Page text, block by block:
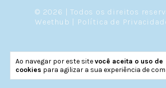
Ao navegar por este sitevocê aceita o uso de
cookies para agilizar a sua experiência de
© 2026 | Todos os direitos
Weethub
Política de